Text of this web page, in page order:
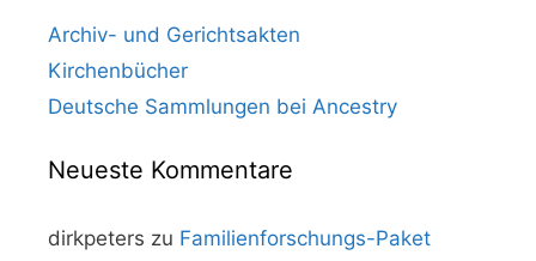
Archiv- und Gerichtsakten
Kirchenbücher
Deutsche Sammlungen bei Ancestry
Neueste Kommentare
dirkpeters zu Familienforschungs-Paket